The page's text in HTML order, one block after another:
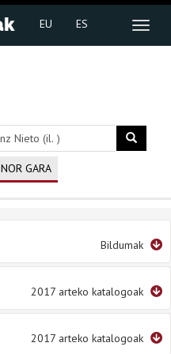
EU ES
NOR GARA
Bildumak
2017 arteko katalogoak
2017 arteko katalogoak